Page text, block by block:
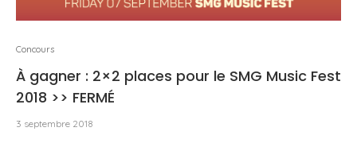
Concours
À gagner : 2×2 places pour le SMG Music Fest
2018 >> FERMÉ
3 septembre 2018